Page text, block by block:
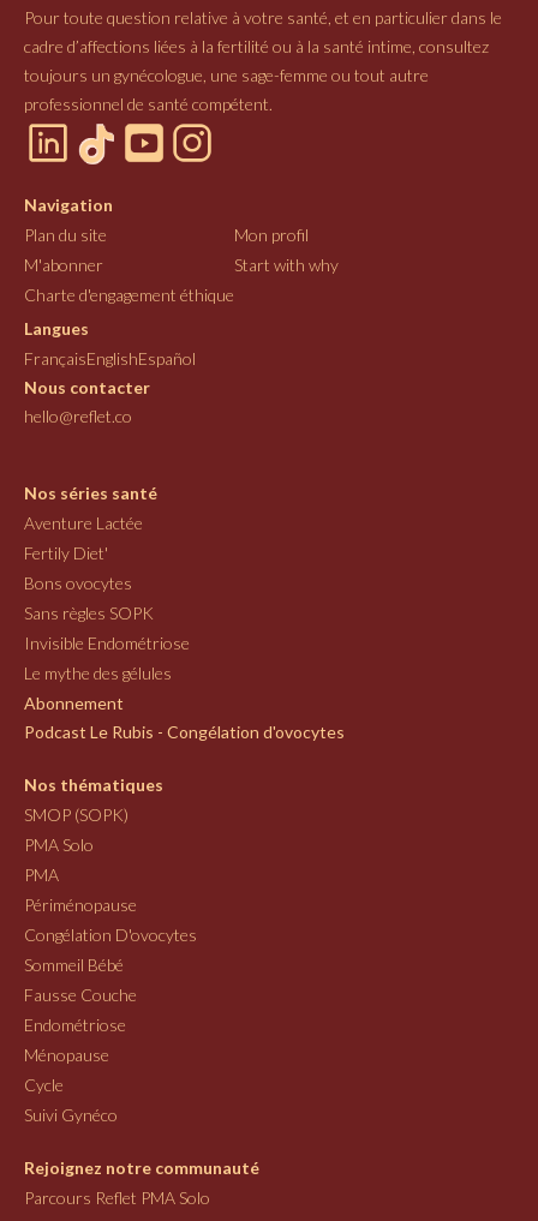
Pour toute question relative à votre santé, et en particulier dans le
cadre d’affections liées à la fertilité ou à la santé intime, consultez
toujours un gynécologue, une sage-femme ou tout autre
professionnel de santé compétent.
Navigation
Plan du site
Mon profil
M'abonner
Start with why
Charte d'engagement éthique
Langues
FrançaisEnglishEspañol
Nous contacter
hello@reflet.co
Nos séries santé
Aventure Lactée
Fertily Diet'
Bons ovocytes
Sans règles SOPK
Invisible Endométriose
Le mythe des gélules
Abonnement
Podcast Le Rubis - Congélation d'ovocytes
Nos thématiques
SMOP (SOPK)
PMA Solo
PMA
Périménopause
Congélation D'ovocytes
Sommeil Bébé
Fausse Couche
Endométriose
Ménopause
Cycle
Suivi Gynéco
Rejoignez notre communauté
Parcours Reflet PMA Solo